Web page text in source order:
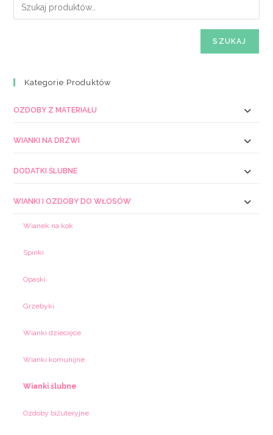
SZUKAJ
Kategorie Produktów
OZDOBY Z MATERIAŁU
WIANKI NA DRZWI
DODATKI ŚLUBNE
WIANKI I OZDOBY DO WŁOSÓW
Wianek na kok
Spinki
Opaski
Grzebyki
Wianki dziecięce
Wianki komunijne
Wianki ślubne
Ozdoby biżuteryjne